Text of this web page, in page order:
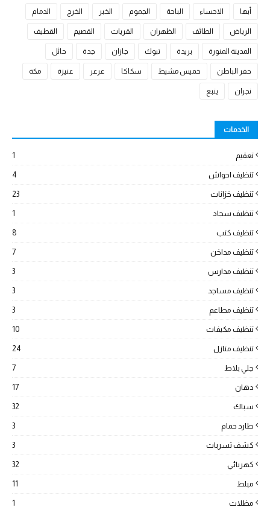
أبها الاحساء الباحة الجموم الخبر الخرج الدمام
الرياض الطائف الظهران القريات القصيم القطيف
المدينة المنورة بريدة تبوك جازان جدة حائل
حفر الباطن خميس مشيط سكاكا عرعر عنيزة مكة
نجران ينبع
الخدمات
تعقيم 1
تنظيف احواش 4
تنظيف خزانات 23
تنظيف سجاد 1
تنظيف كنب 8
تنظيف مداخن 7
تنظيف مدارس 3
تنظيف مساجد 3
تنظيف مطاعم 3
تنظيف مكيفات 10
تنظيف منازل 24
جلي بلاط 7
دهان 17
سباك 32
طارد حمام 3
كشف تسربات 3
كهربائي 32
مبلط 11
مظلات 1